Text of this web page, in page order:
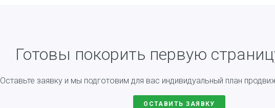
Готовы покорить первую
Оставьте заявку и мы подготовим для вас индивидуальный план
ОСТАВИТЬ ЗАЯВКУ